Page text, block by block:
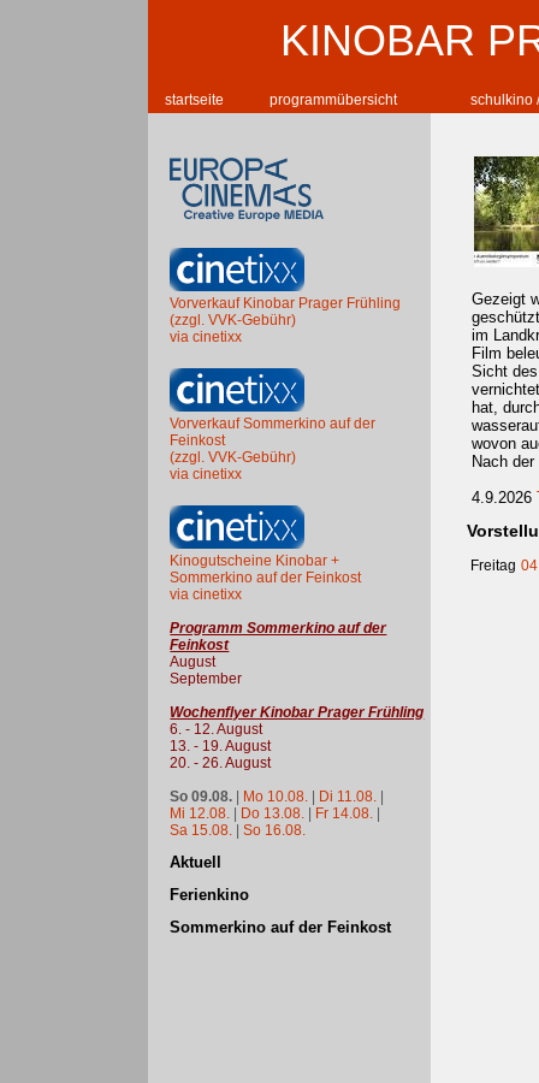
KINOBAR
startseite programmübersicht schulkino
Vorverkauf Kinobar Prager Frühling
(zzgl. VVK-Gebühr)
via cinetixx
Vorverkauf Sommerkino auf der
Feinkost
(zzgl. VVK-Gebühr)
via cinetixx
Kinogutscheine Kinobar +
Sommerkino auf der Feinkost
via cinetixx
Programm Sommerkino auf der
Feinkost
August
September
Wochenflyer Kinobar Prager Frühling
6. - 12. August
13. - 19. August
20. - 26. August
So 09.08. | Mo 10.08. | Di 11.08. |
Mi 12.08. | Do 13.08. | Fr 14.08. |
Sa 15.08. |So 16.08.
Aktuell
Ferienkino
Sommerkino auf der Feinkost
Gezeigt
im
Film
Sicht
hat,
wovon
Nach
4.9.2026
Freitag